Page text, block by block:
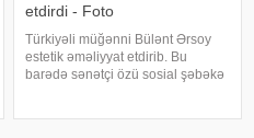
etdirdi - Foto
Türkiyəli müğənni Bülənt Ərsoy
estetik əməliyyat etdirib. Bu
barədə sənətçi özü sosial şəbəkə